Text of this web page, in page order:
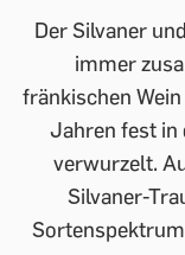
Der Silvaner
immer
fränkischen
Jahren fest in
verwurzelt.
Silvaner-